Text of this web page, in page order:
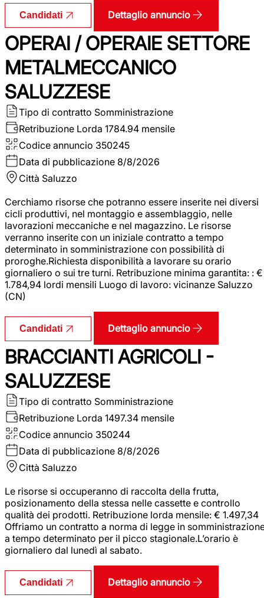
Candidati Dettaglio annuncio
OPERAI / OPERAIE SETTORE
METALMECCANICO
SALUZZESE
Tipo di contratto Somministrazione
Retribuzione Lorda 1784.94 mensile
Codice annuncio 350245
Data di pubblicazione 8/8/2026
Città Saluzzo
Cerchiamo risorse che potranno essere inserite nei diversi
cicli produttivi, nel montaggio e assemblaggio, nelle
lavorazioni meccaniche e nel magazzino. Le risorse
verranno inserite con un iniziale contratto a tempo
determinato in somministrazione con possibilità di
proroghe.Richiesta disponibilità a lavorare su orario
giornaliero o sui tre turni. Retribuzione minima garantita: : €
1.784,94 lordi mensili Luogo di lavoro: vicinanze Saluzzo
(CN)
Candidati Dettaglio annuncio
BRACCIANTI AGRICOLI -
SALUZZESE
Tipo di contratto Somministrazione
Retribuzione Lorda 1497.34 mensile
Codice annuncio 350244
Data di pubblicazione 8/8/2026
Città Saluzzo
Le risorse si occuperanno di raccolta della frutta,
posizionamento della stessa nelle cassette e controllo
qualità dei prodotti. Retribuzione lorda mensile: € 1.497,34
Offriamo un contratto a norma di legge in
a tempo determinato per il picco stagionale.L’orario è
giornaliero dal lunedì al sabato.
Candidati Dettaglio annuncio